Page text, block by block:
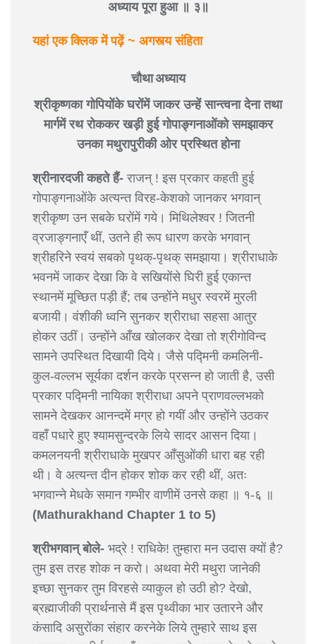
अध्याय पूरा हुआ ॥ ३॥
यहां एक क्लिक में पढ़ें ~ अगस्त्य संहिता
चौथा अध्याय
श्रीकृष्णका गोपियोंके घरोंमें जाकर उन्हें सान्त्वना देना तथा
मार्गमें रथ रोककर खड़ी हुई गोपाङ्गनाओंको समझाकर
उनका मथुरापुरीकी ओर प्रस्थित होना
श्रीनारदजी कहते हैं- राजन् ! इस प्रकार कहती हुई
गोपाङ्गनाओंके अत्यन्त विरह-केशको जानकर भगवान्
श्रीकृष्ण उन सबके घरोंमें गये। मिथिलेश्वर ! जितनी
व्रजाङ्गनाएँ थीं, उतने ही रूप धारण करके भगवान्
श्रीहरिने स्वयं सबको पृथक्-पृथक् समझाया। श्रीराधाके
भवनमें जाकर देखा कि वे सखियोंसे घिरी हुई एकान्त
स्थानमें मूच्छित पड़ी हैं; तब उन्होंने मधुर स्वरमें मुरली
बजायी। वंशीकी ध्वनि सुनकर श्रीराधा सहसा आतुर
होकर उठीं। उन्होंने आँख खोलकर देखा तो श्रीगोविन्द
सामने उपस्थित दिखायी दिये। जैसे पद्मिनी कमलिनी-
कुल-वल्लभ सूर्यका दर्शन करके प्रसन्न हो जाती है, उसी
प्रकार पद्मिनी नायिका श्रीराधा अपने प्राणवल्लभको
सामने देखकर आनन्दमें मग्र हो गयीं और उन्होंने उठकर
वहाँ पधारे हुए श्यामसुन्दरके लिये सादर आसन दिया।
कमलनयनी श्रीराधाके मुखपर आँसुओंकी धारा बह रही
थी। वे अत्यन्त दीन होकर शोक कर रही थीं, अतः
भगवान्ने मेधके समान गम्भीर वाणीमें उनसे कहा ॥ १-६ ॥
(Mathurakhand Chapter 1 to 5)
श्रीभगवान् बोले- भद्रे ! राधिके! तुम्हारा मन उदास क्यों है?
तुम इस तरह शोक न करो। अथवा मेरी मथुरा जानेकी
इच्छा सुनकर तुम विरहसे व्याकुल हो उठी हो? देखो,
ब्रह्माजीकी प्रार्थनासे मैं इस पृथ्वीका भार उतारने और
कंसादि असुरोंका संहार करनेके लिये तुम्हारे साथ इस